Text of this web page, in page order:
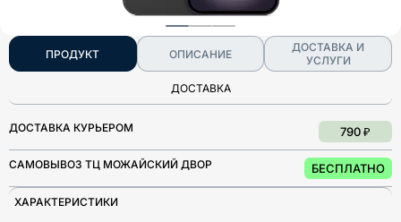
ПРОДУКТ ОПИСАНИЕ
ДОСТАВКА И
УСЛУГИ
ДОСТАВКА
ДОСТАВКА КУРЬЕРОМ 790 ₽
САМОВЫВОЗ ТЦ МОЖАЙСКИЙ ДВОР БЕСПЛАТНО
ХАРАКТЕРИСТИКИ